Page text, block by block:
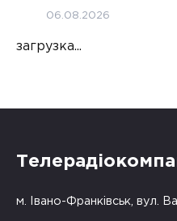
06.08.2026
загрузка...
м. Івано-Франківськ, вул.